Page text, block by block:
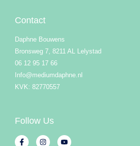
Contact
Daphne Bouwens
Bronsweg 7, 8211 AL Lelystad
06 12 95 17 66
Info@mediumdaphne.nl
KVK: 82770557
Follow Us